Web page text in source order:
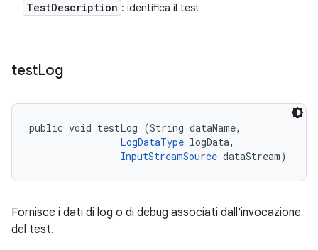
TestDescription : identifica il test
testLog
public void testLog (String dataName,
LogDataType logData,
InputStreamSource dataStream)
Fornisce i dati di log o di debug associati dall'invocazione
del test.